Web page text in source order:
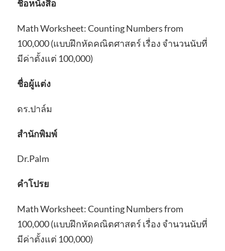
ชื่อหนังสือ
Math Worksheet: Counting Numbers from
100,000 (แบบฝึกหัดคณิตศาสตร์ เรื่อง จำนวนนับที่
มีค่าตั้งแต่ 100,000)
ชื่อผู้แต่ง
ดร.ปาล์ม
สำนักพิมพ์
Dr.Palm
คำโปรย
Math Worksheet: Counting Numbers from
100,000 (แบบฝึกหัดคณิตศาสตร์ เรื่อง จำนวนนับที่
มีค่าตั้งแต่ 100,000)